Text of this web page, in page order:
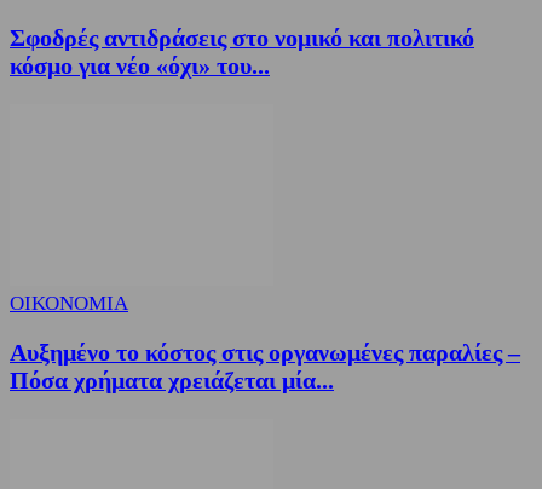
Σφοδρές αντιδράσεις στο νομικό και πολιτικό
κόσμο για νέο «όχι» του...
ΟΙΚΟΝΟΜΙΑ
Αυξημένο το κόστος στις οργανωμένες παραλίες –
Πόσα χρήματα χρειάζεται μία...